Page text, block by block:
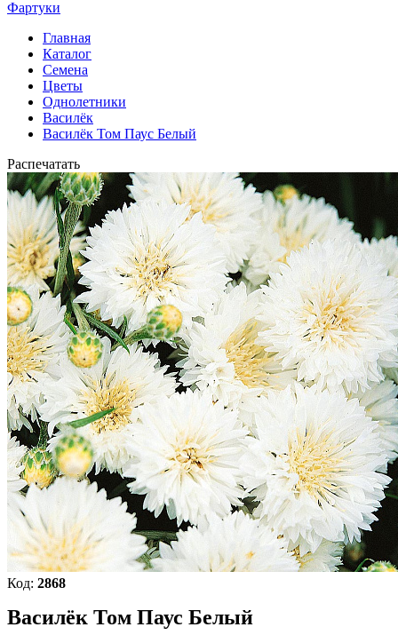
Фартуки
Главная
Каталог
Семена
Цветы
Однолетники
Василёк
Василёк Том Паус Белый
Распечатать
Код: 2868
Василёк Том Паус Белый